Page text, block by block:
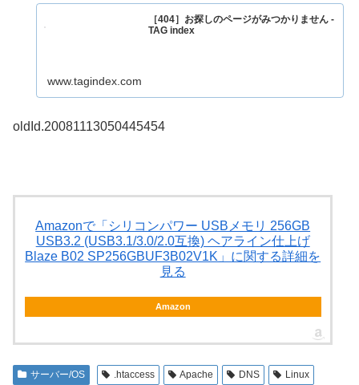
［404］お探しのページがみつかりません -
TAG index
www.tagindex.com
oldId.20081113050445454
Amazonで「シリコンパワー USBメモリ 256GB
USB3.2 (USB3.1/3.0/2.0互換) ヘアライン仕上げ
Blaze B02 SP256GBUF3B02V1K」に関する詳細を
見る
Amazon
サーバー/OS .htaccess Apache DNS
Linux